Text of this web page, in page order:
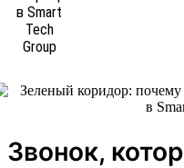
Звонок,